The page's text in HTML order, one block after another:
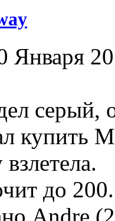
Января
серый,
купить
до